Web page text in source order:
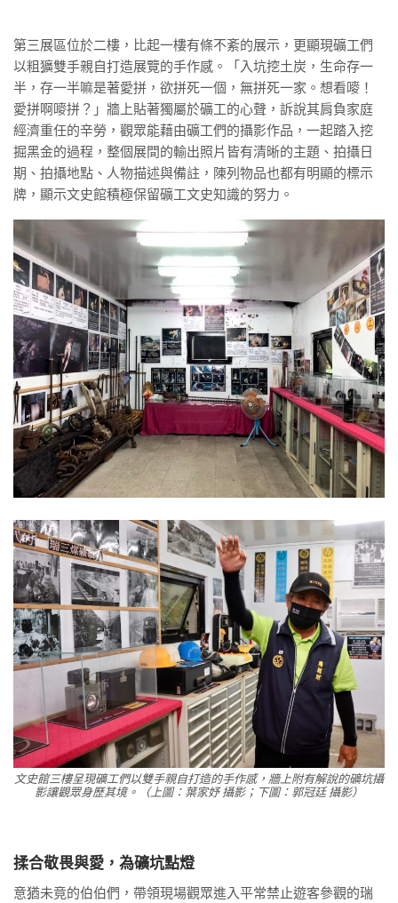
第三展區位於二樓，比起一樓有條不紊的展示，更顯現礦工們
以粗獷雙手親自打造展覽的手作感。「入坑挖土炭，生命存一
半，存一半嘛是著愛拼，欲拼死一個，無拼死一家。想看嘜！
愛拼啊嘜拼？」牆上貼著獨屬於礦工的心聲，訴說其肩負家庭
經濟重任的辛勞，觀眾能藉由礦工們的攝影作品，一起踏入挖
掘黑金的過程，整個展間的輸出照片皆有清晰的主題、拍攝日
期、拍攝地點、人物描述與備註，陳列物品也都有明顯的標示
牌，顯示文史館積極保留礦工文史知識的努力。
文史館三樓呈現礦工們以雙手親自打造的手作感，牆上附有解說的礦坑攝
影讓觀眾身歷其境。（上圖：葉家妤 攝影；下圖：郭冠廷 攝影）
揉合敬畏與愛，為礦坑點燈
意猶未竟的伯伯們，帶領現場觀眾進入平常禁止遊客參觀的瑞